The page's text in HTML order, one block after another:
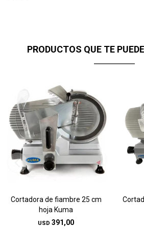
PRODUCTOS QUE TE
Cortadora de fiambre 25 cm
hoja Kuma
USD 391,00